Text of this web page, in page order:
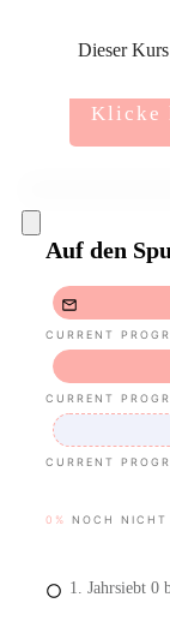
Dieser
Klicke
Auf den
CURRENT
CURRENT
CURRENT
0% NOCH NICHT
1. Jahrsiebt 0